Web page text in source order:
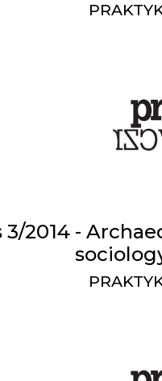
3/2014 -